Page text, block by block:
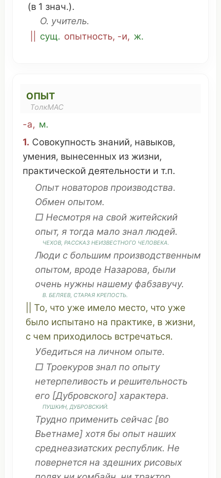
(в 1 знач.).
О. учитель.
сущ. опытность, -и, ж.
ОПЫТ
ТолкМАС
-а, м.
1. Совокупность знаний, навыков,
умения, вынесенных из жизни,
практической деятельности и т.п.
Опыт новаторов производства.
Обмен опытом.
□ Несмотря на свой житейский
опыт, я тогда мало зналлюдей.
ЧЕХОВ, РАССКАЗ НЕИЗВЕСТНОГО ЧЕЛОВЕКА.
Люди с большим производственным
опытом, вроде Назарова, были
очень нужны нашему фабзавучу.
В. БЕЛЯЕВ, СТАРАЯ КРЕПОСТЬ.
|| То, что уже имело место, что уже
было испытано на практике, в жизни,
с чем приходилось встречаться.
Убедиться наличном опыте.
□ Троекуров знал по опыту
нетерпеливость и решительность
его [Дубровского] характера.
ПУШКИН, ДУБРОВСКИЙ.
Трудно применить сейчас [во
Вьетнаме] хотя бы опыт наших
среднеазиатских республик. Не
повернется на здешних рисовых